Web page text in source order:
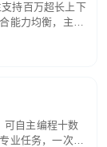
持百万超长上下
能力均衡，主打
础 RAG、批量
可自主编程十数
业任务，一次对